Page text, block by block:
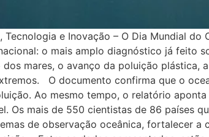
Tecnologia e Inovação – O Dia Mundial
o mais amplo diagnóstico já feito
mares, o avanço da poluição plástica,
O documento confirma que o
Ao mesmo tempo, o relatório
Os mais de 550 cientistas de 86 países
de observação oceânica, fortalecer